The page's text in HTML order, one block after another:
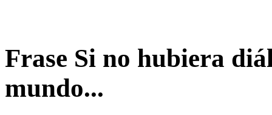
Frase Si no hubiera
mundo...